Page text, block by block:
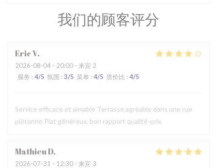
我们的顾客评分
EricV
2026-08-04 - 20:00 - 来宾 2
服务 : 4/5 氛围 : 3/5 菜单 : 4/5 质价比 : 4/5
Service efficace et aimable Terrasse agréable dans une rue
piétonne Plat généreux, bon rapport qualité-prix
MathieuD
2026-07-31 - 12:30 - 来宾 3